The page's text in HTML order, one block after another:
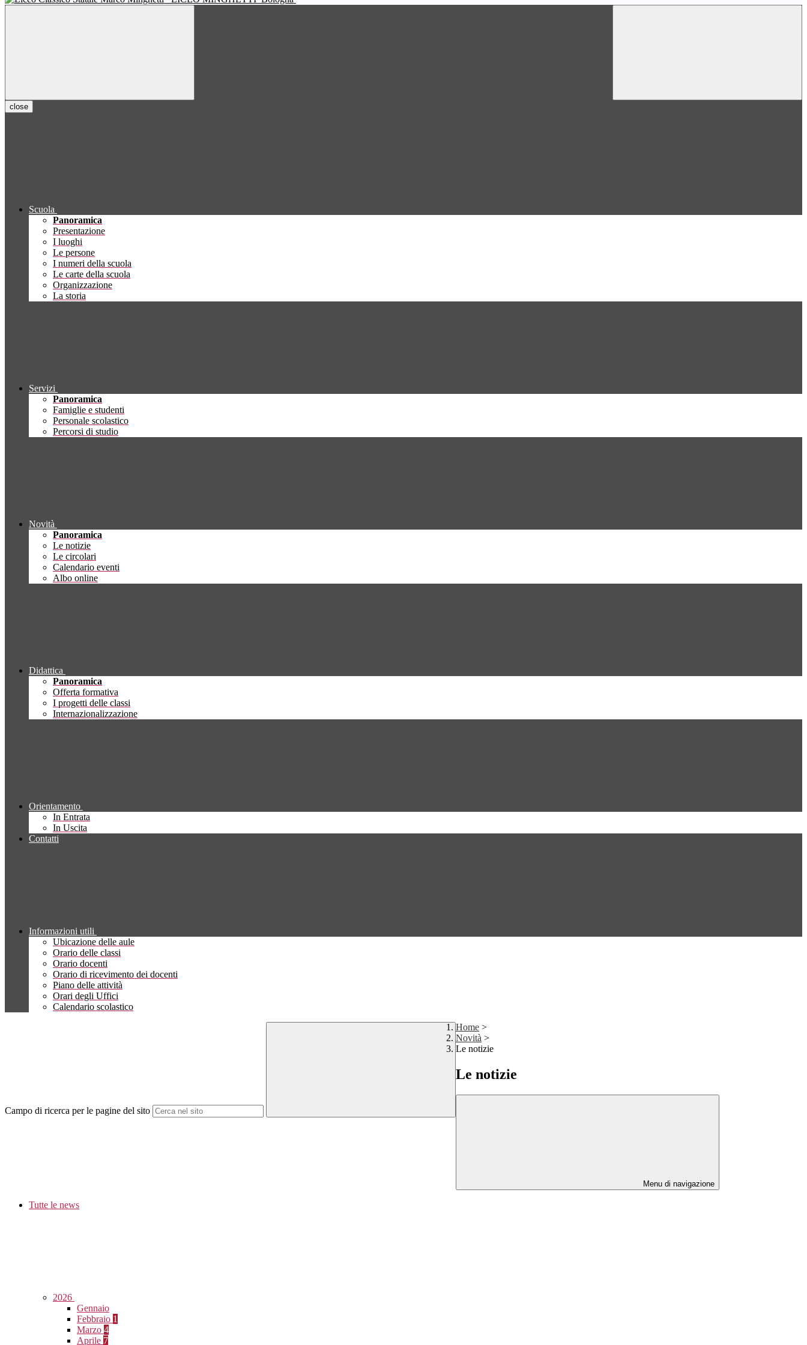
close
Scuola
Panoramica
Presentazione
I luoghi
Le persone
I numeri della scuola
Le carte della scuola
Organizzazione
La storia
Servizi
Panoramica
Famiglie e studenti
Personale scolastico
Percorsi di studio
Novità
Panoramica
Le notizie
Le circolari
Calendario eventi
Albo online
Didattica
Panoramica
Offerta formativa
I progetti delle classi
Internazionalizzazione
Orientamento
In Entrata
In Uscita
Contatti
Informazioni utili
Ubicazione delle aule
Orario delle classi
Orario docenti
Orario di ricevimento dei docenti
Piano delle attività
Orari degli Uffici
Calendario scolastico
Campo di ricerca per le pagine del sito
Home >
Novità >
Le notizie
Le notizie
Menu di navigazione
Tutte le news
2026
Gennaio
Febbraio 1
Marzo 4
Aprile 7